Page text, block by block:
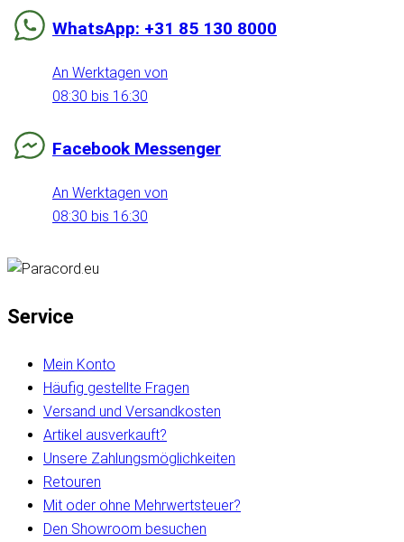
WhatsApp: +31 85 130 8000
An Werktagen von
08:30 bis 16:30
Facebook Messenger
An Werktagen von
08:30 bis 16:30
Service
Mein Konto
Häufig gestellte Fragen
Versand und Versandkosten
Artikel ausverkauft?
Unsere Zahlungsmöglichkeiten
Retouren
Mit oder ohne Mehrwertsteuer?
Den Showroom besuchen